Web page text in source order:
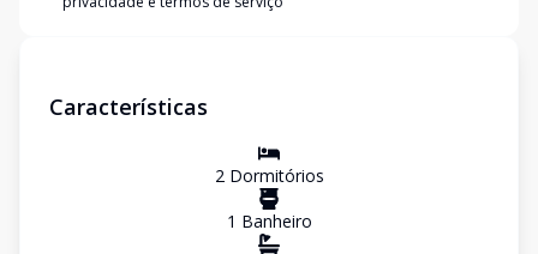
Características
2Dormitórios
1 Banheiro